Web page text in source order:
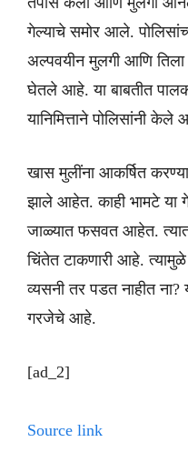
गेल्याचे समोर आले.
अल्पवयीन मुलगी आणि तिला
घेतले आहे. या बाबतीत
यानिमित्ताने पोलिसांनी केले
खास मुलींना आकर्षित
झाले आहेत. काही भामटे या
जाळ्यात फसवत आहेत. त्यात
चिंतेत टाकणारी आहे.
व्यसनी तर पडत नाहीत ना?
गरजेचे आहे.
[ad_2]
Source link